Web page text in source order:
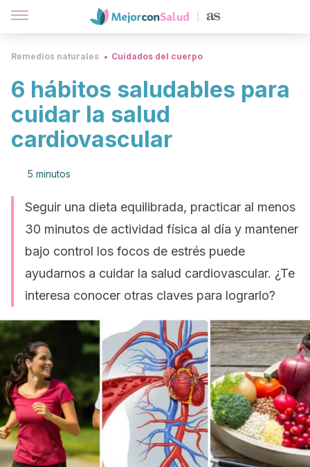
Remedios naturales Cuidados del cuerpo
6 hábitos saludables para
cuidar la salud
cardiovascular
5 minutos
Seguir una dieta equilibrada, practicar al menos
30 minutos de actividad física al día y mantener
bajo control los focos de estrés puede
ayudarnos a cuidar la salud cardiovascular. ¿Te
interesa conocer otras claves para lograrlo?